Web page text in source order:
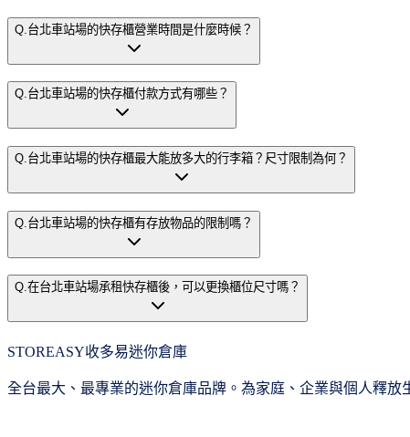
Q. 台北車站場的快存櫃營業時間是什麼時候？
Q.台北車站場的快存櫃付款方式有哪些？
Q.台北車站場的快存櫃最大能放多大的行李箱？尺寸限制為何？
Q. 台北車站場的快存櫃有存放物品的限制嗎？
Q.在台北車站場承租快存櫃後，可以更換櫃位尺寸嗎？
STOREASY收多易迷你倉庫
全台最大、最專業的迷你倉庫品牌。為家庭、企業與個人釋放